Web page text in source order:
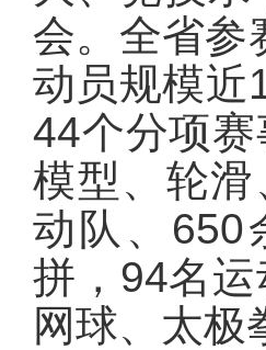
会。全省参
动员规模近
44个分项
模型、轮
动队、650
拼，94名
网球、太极